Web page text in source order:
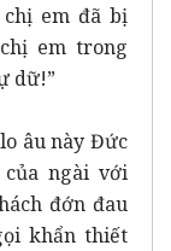
em đã bị
em trong
dữ!”
âu này Đức
ngài với
đớn đau
khẩn thiết